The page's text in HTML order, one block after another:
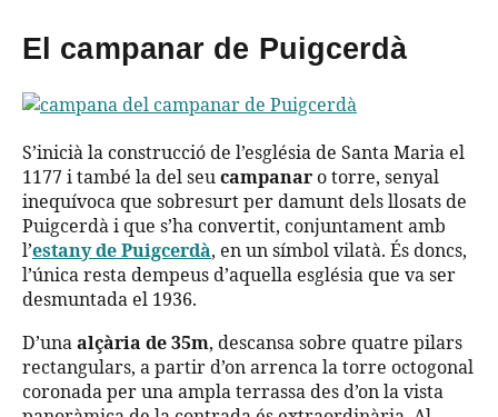
El campanar de Puigcerdà
S’inicià la construcció de l’església de Santa Maria el
1177 i també la del seu campanar o torre, senyal
inequívoca que sobresurt per damunt dels llosats de
Puigcerdà i que s’ha convertit, conjuntament amb
l’estany de Puigcerdà, en un símbol vilatà. És doncs,
l’única resta dempeus d’aquella església que va ser
desmuntada el 1936.
D’una alçària de 35m, descansa sobre quatre pilars
rectangulars, a partir d’on arrenca la torre octogonal
coronada per una ampla terrassa des d’on la vista